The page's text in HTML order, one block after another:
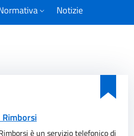
Notizie
Rimborsi
è un servizio telefonico di